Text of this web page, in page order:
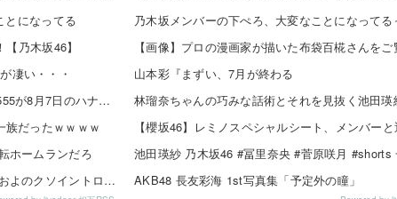
とになってる
乃木坂46】
凄い・・・
が8月7日のハナハナにモーニングを仕込んだらしいｗｗｗｗ
族だったｗｗｗｗ
ホームランだろ
よのクソイントロはギリ超える
乃木坂メンバーの下ぺろ、大変なことになって
【画像】プロの漫画家が描いた布袋百椛さんを
山本彩『まずい、7月が終わる
林瑠奈ちゃんの巧みな話術とそれを見抜く池田瑛
【櫻坂46】レミノスペシャルシート、メンバー
池田瑛紗 乃木坂46 #冨里奈央 #菅原咲月
AKB48 長友彩海 1st写真集「予定外の瞳」